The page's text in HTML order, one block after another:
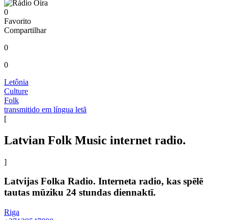
0
Favorito
Compartilhar
0
0
Letônia
Culture
Folk
transmitido em língua letã
[
Latvian Folk Music internet radio.
]
Latvijas Folka Radio. Interneta radio, kas spēlē
tautas mūziku 24 stundas diennaktī.
Riga